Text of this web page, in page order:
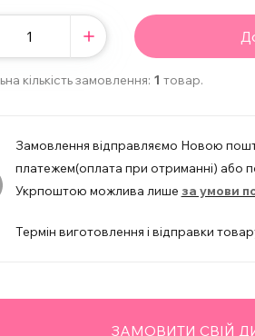
кількість замовлення: 1 товар.
Замовлення відправляємо Новою
платежем(оплата при отриманні) або
Укрпоштою можлива лише за умови
Термін виготовлення і відправки
ЗАМОВИТИ СВІЙ